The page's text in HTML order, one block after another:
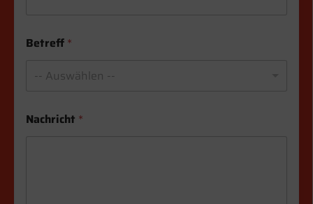
Betreff *
-- Auswählen --
*
Nachricht *